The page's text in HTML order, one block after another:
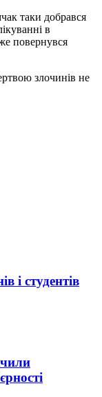
таки добрався
в
повернувся
злочинів не
і студентів